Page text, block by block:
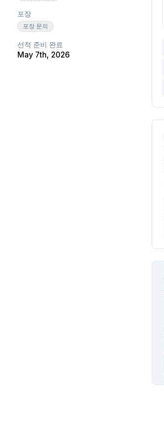
포장
포장 문의
선적 준비 완료
May 7th, 2026